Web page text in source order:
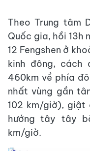
Theo Trung tâm
Quốc gia, hồi 13h
12 Fengshen ở
kinh đông, cách
460km về phía
nhất vùng gần
102 km/giờ), giật
hướng tây tây
km/giờ.